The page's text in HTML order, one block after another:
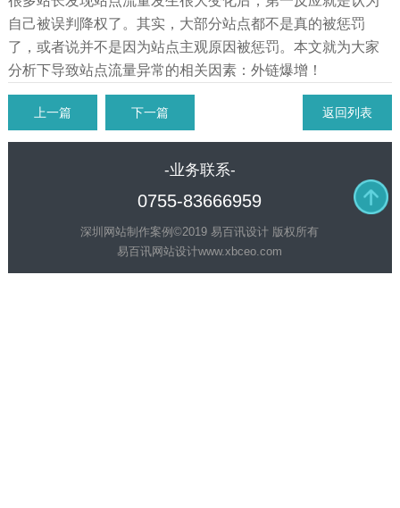
自己被误判降权了。其实，大部分站点都不是真的被惩罚
了，或者说并不是因为站点主观原因被惩罚。本文就为大家
分析下导致站点流量异常的相关因素：外链爆增！
上一篇 下一篇 返回列表
-业务联系-
0755-83666959
深圳网站制作案例©2019 易百讯设计 版权所有
易百讯网站设计www.xbceo.com